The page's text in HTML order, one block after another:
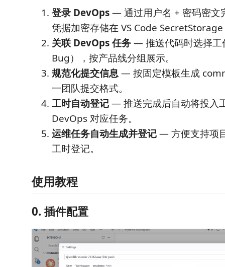
登录 DevOps— 通过用户名 + 密码密文
凭据加密存储在 VS Code
关联 DevOps 任务— 推送代码时选择工
Bug），按产品线分组展示。
规范化提交信息— 按固定模板生成
一团队提交格式。
工时自动登记— 推送完成后自动将投入
DevOps 对应任务。
运维任务自动生成并登记— 方便支持项
工时登记。
使用教程
0. 插件配置